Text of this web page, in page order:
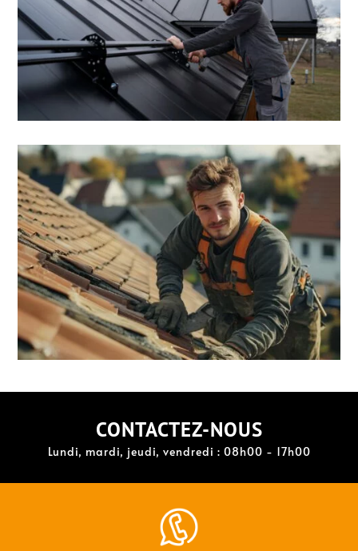
CONTACTEZ-NOUS
Lundi, mardi, jeudi, vendredi : 08h00 - 17h00